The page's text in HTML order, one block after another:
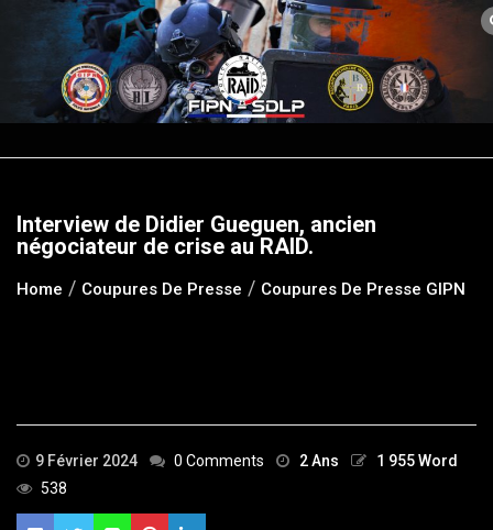
content
Interview de Didier Gueguen, ancien
négociateur de crise au RAID.
Home Coupures De Presse Coupures De Presse GIPN
9 Février 2024 0 Comments 2 Ans
1 955 Word
538